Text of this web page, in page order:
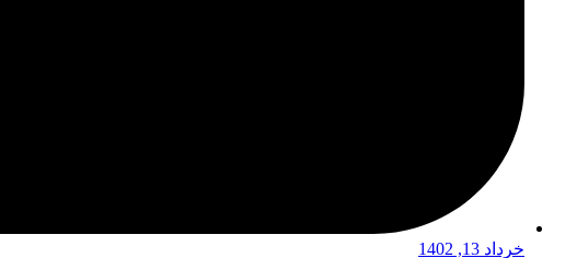
خرداد 13, 1402